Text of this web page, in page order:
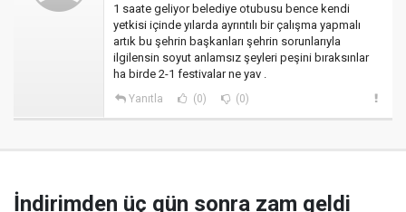
1 saate geliyor belediye otubusu bence kendi
yetkisi içinde yılarda ayrıntılı bir çalışma yapmalı
artık bu şehrin başkanları şehrin sorunlarıyla
ilgilensin soyut anlamsız şeyleri peşini bıraksınlar
ha birde 2-1 festivalar ne yav .
Yanıtla (0) (0)
İndirimden üç gün sonra zam geldi